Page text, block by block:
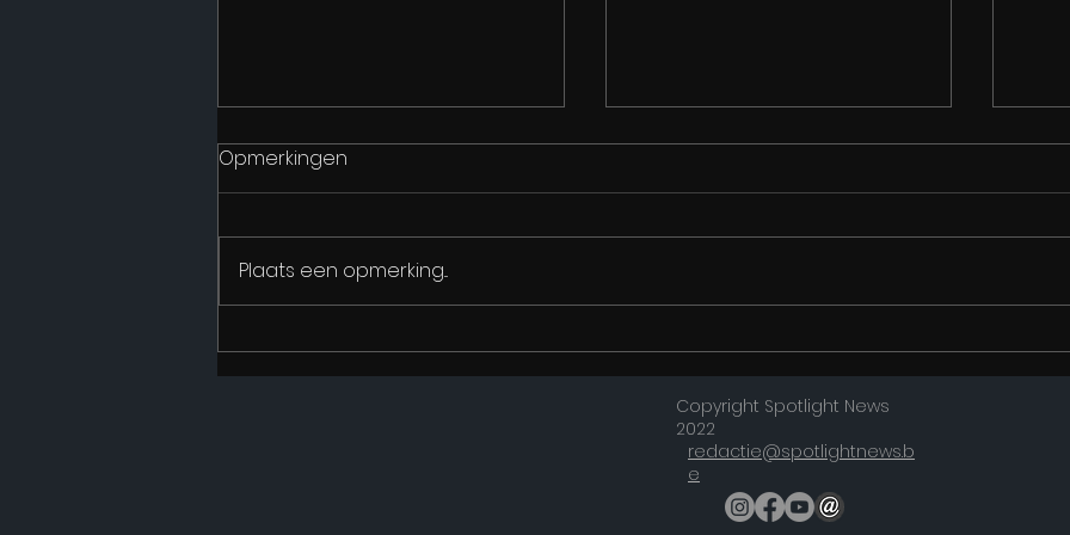
Goedele Liekens zonder
taboes in interviewreeks 'A-
VRT NWS-podcast Onder
ons: crimi, 1996: de zomer
van Dutroux
de
Opmerkingen
Plaats een opmerking...
Copyright Spotlight News
2022
redactie@spotlightnews.b
e